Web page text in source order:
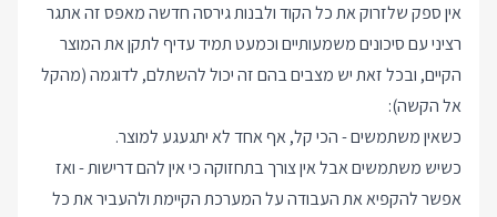
אין ספק שלזרוק את כל הקוד ולבנות גירסה חדשה מאפס זה אתגר
רציני עם סיכונים משמעותיים וכמעט תמיד עדיף לתקן את המוצר
הקיים, ובכל זאת יש מצבים בהם זה יכול להשתלם, לדוגמה (מהקל
אל הקשה):
כשאין משתמשים - הכי קל, אף אחד לא יתגעגע למוצר.
כשיש משתמשים אבל אין צורך בתחזוקה כי אין להם דרישות - ואז
אפשר להקפיא את העבודה על המערכת הקיימת ולהעביר את כל